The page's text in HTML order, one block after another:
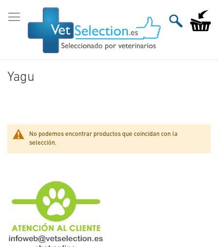
al
contenido
Mi
Yagu
No podemos encontrar productos que coincidan con la
selección.